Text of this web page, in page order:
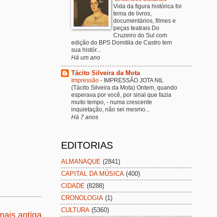
Vida da figura histórica foi
tema de livros,
documentários, filmes e
peças teatrais Do
Cruzeiro do Sul com
edição do BPS Domitila de Castro tem
sua histór...
Há um ano
Tácito Silveira da Mota
Impressão - IMPRESSÃO JOTA NIL
(Tácito Silveira da Mota) Ontem, quando
esperava por você, por sinal que fazia
muito tempo, - numa crescente
inquietação, não sei mesmo...
Há 7 anos
EDITORIAS
ALMANAQUE (2841)
CAPITAL DA MÚSICA (400)
CIDADE (8288)
CRONOLOGIA (1)
CULTURA (5360)